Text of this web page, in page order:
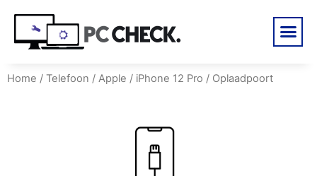
Home / Telefoon / Apple / iPhone 12 Pro / Oplaadpoort